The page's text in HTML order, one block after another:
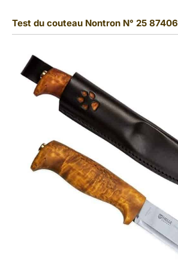
Test du couteau Nontron N° 25 87406